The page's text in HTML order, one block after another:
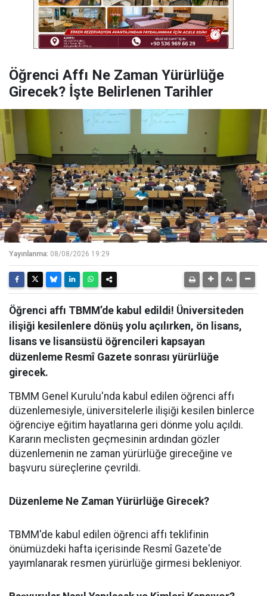
Öğrenci Affı Ne Zaman Yürürlüğe
Girecek? İşte Belirlenen Tarihler
Yayınlanma: 08/08/2026 19:29
Öğrenci affı TBMM’de kabul edildi! Üniversiteden
ilişiği kesilenlere dönüş yolu açılırken, ön lisans,
lisans ve lisansüstü öğrencileri kapsayan
düzenleme Resmî Gazete sonrası yürürlüğe
girecek.
​TBMM Genel Kurulu'nda kabul edilen öğrenci affı
düzenlemesiyle, üniversitelerle ilişiği kesilen binlerce
öğrenciye eğitim hayatlarına geri dönme yolu açıldı.
Kararın meclisten geçmesinin ardından gözler
düzenlemenin ne zaman yürürlüğe gireceğine ve
başvuru süreçlerine çevrildi.
Düzenleme Ne Zaman Yürürlüğe Girecek?
​TBMM'de kabul edilen öğrenci affı teklifinin
önümüzdeki hafta içerisinde Resmî Gazete'de
yayımlanarak resmen yürürlüğe girmesi bekleniyor.